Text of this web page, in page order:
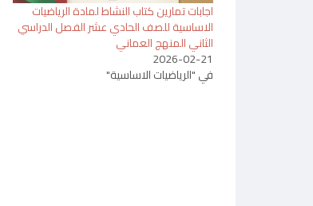
اجابات تمارين كتاب النشاط لمادة الرياضيات
الاساسية للصف الحادي عشر الفصل الدراسي
الثاني المنهج العماني
2026-02-21
في "الرياضيات الاساسية"